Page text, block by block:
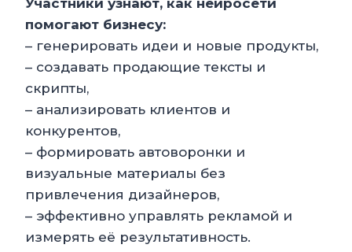
Участники узнают, как нейросети
помогают бизнесу:
– генерировать идеи и новые продукты,
– создавать продающие тексты и
скрипты,
– анализировать клиентов и
конкурентов,
– формировать автоворонки и
визуальные материалы без
привлечения дизайнеров,
– эффективно управлять рекламой и
измерять её результативность.